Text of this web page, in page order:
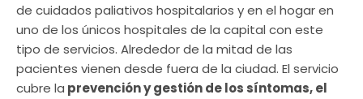
de cuidados paliativos hospitalarios y en el hogar en
uno de los únicos hospitales de la capital con este
tipo de servicios. Alrededor de la mitad de las
pacientes vienen desde fuera de la ciudad. El servicio
cubre la prevención y gestión de los síntomas, el